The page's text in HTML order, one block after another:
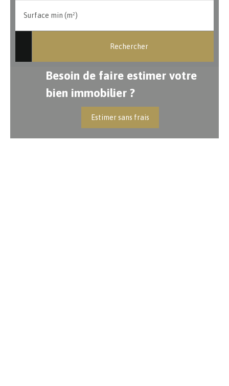
Surface min (m²)
Rechercher
Besoin de faire estimer votre
bien immobilier ?
Estimer sans frais